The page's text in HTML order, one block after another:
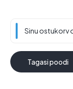
Sinu ostukorv
Tagasi poodi